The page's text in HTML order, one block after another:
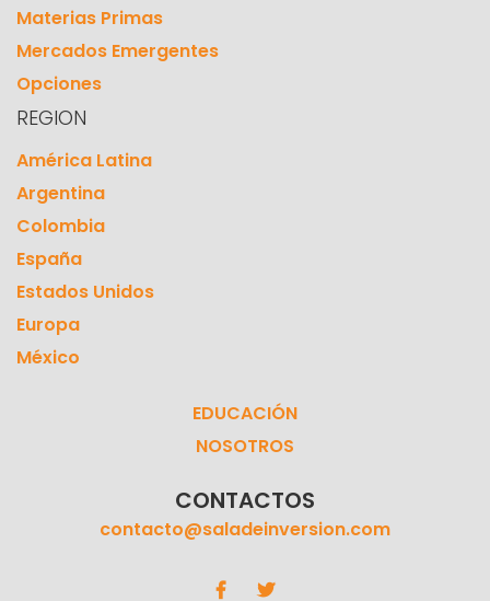
Materias Primas
Mercados Emergentes
Opciones
REGION
América Latina
Argentina
Colombia
España
Estados Unidos
Europa
México
EDUCACIÓN
NOSOTROS
CONTACTOS
contacto@saladeinversion.com